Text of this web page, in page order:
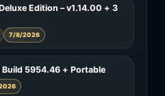
Edition – v1.14.00 + 3
7/8/2026
Build 5954.46 + Portable